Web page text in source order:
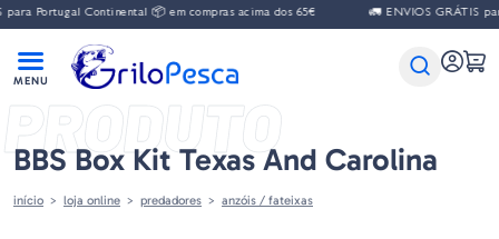
Portugal Continental 📦 em compras acima dos 65€ 🚛 ENVIOS GRÁTIS
PRODUTO
BBS Box Kit Texas And Carolina
início loja online predadores anzóis / fateixas